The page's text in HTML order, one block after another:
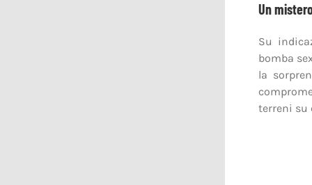
Un
Su
bomba
la
terreni su